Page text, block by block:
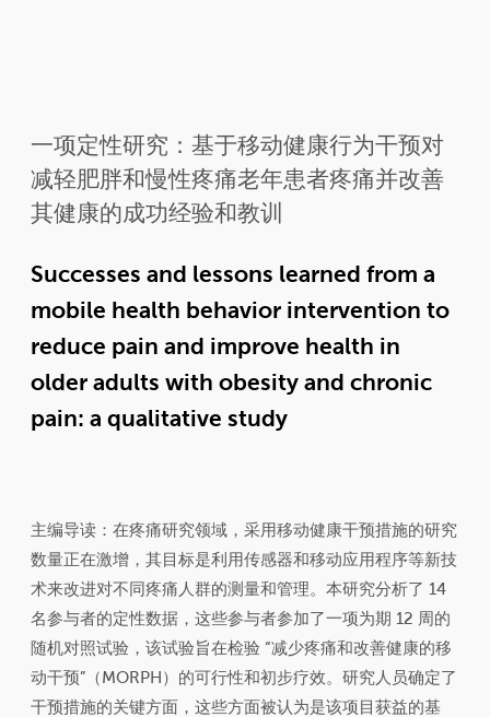
一项定性研究：基于移动健康行为干预对
减轻肥胖和慢性疼痛老年患者疼痛并改善
其健康的成功经验和教训
Successes and lessons learned from a
mobile health behavior intervention to
reduce pain and improve health in
older adults with obesity and chronic
pain: a qualitative study
主编导读：在疼痛研究领域，采用移动健康干预措施的研究
数量正在激增，其目标是利用传感器和移动应用程序等新技
术来改进对不同疼痛人群的测量和管理。本研究分析了 14
名参与者的定性数据，这些参与者参加了一项为期 12 周的
随机对照试验，该试验旨在检验 “减少疼痛和改善健康的移
动干预”（MORPH）的可行性和初步疗效。研究人员确定了
干预措施的关键方面，这些方面被认为是该项目获益的基